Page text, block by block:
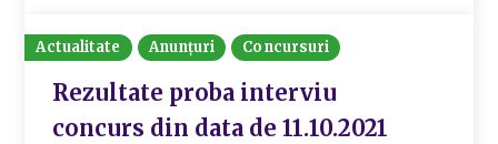
Actualitate Anunțuri Concursuri
Rezultate proba interviu
concurs din data de 11.10.2021